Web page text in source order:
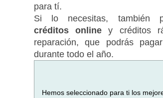
para tí.
Si lo necesitas, también
créditos onliney créditos
reparación, que podrás
durante todo el año.
Hemos seleccionado para ti los